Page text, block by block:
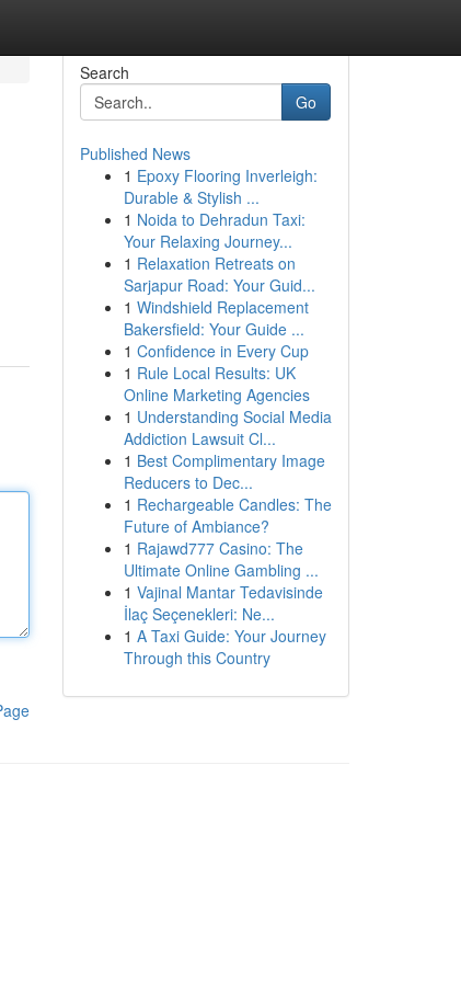
Search
Go
Published News
1 Epoxy Flooring Inverleigh:
Durable & Stylish ...
1 Noida to Dehradun Taxi:
Your Relaxing Journey...
1 Relaxation Retreats on
Sarjapur Road: Your Guid...
1 Windshield Replacement
Bakersfield: Your Guide ...
1 Confidence in Every Cup
1 Rule Local Results: UK
Online Marketing Agencies
1 Understanding Social Media
Addiction Lawsuit Cl...
1 Best Complimentary Image
Reducers to Dec...
1 Rechargeable Candles: The
Future of Ambiance?
1 Rajawd777 Casino: The
Ultimate Online Gambling ...
1 Vajinal Mantar Tedavisinde
İlaç Seçenekleri: Ne...
1 A Taxi Guide: Your Journey
Through this Country